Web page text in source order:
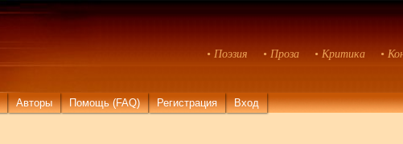
• Поэзия • Проза • Критика •
Авторы Помощь (FAQ) Регистрация Вход